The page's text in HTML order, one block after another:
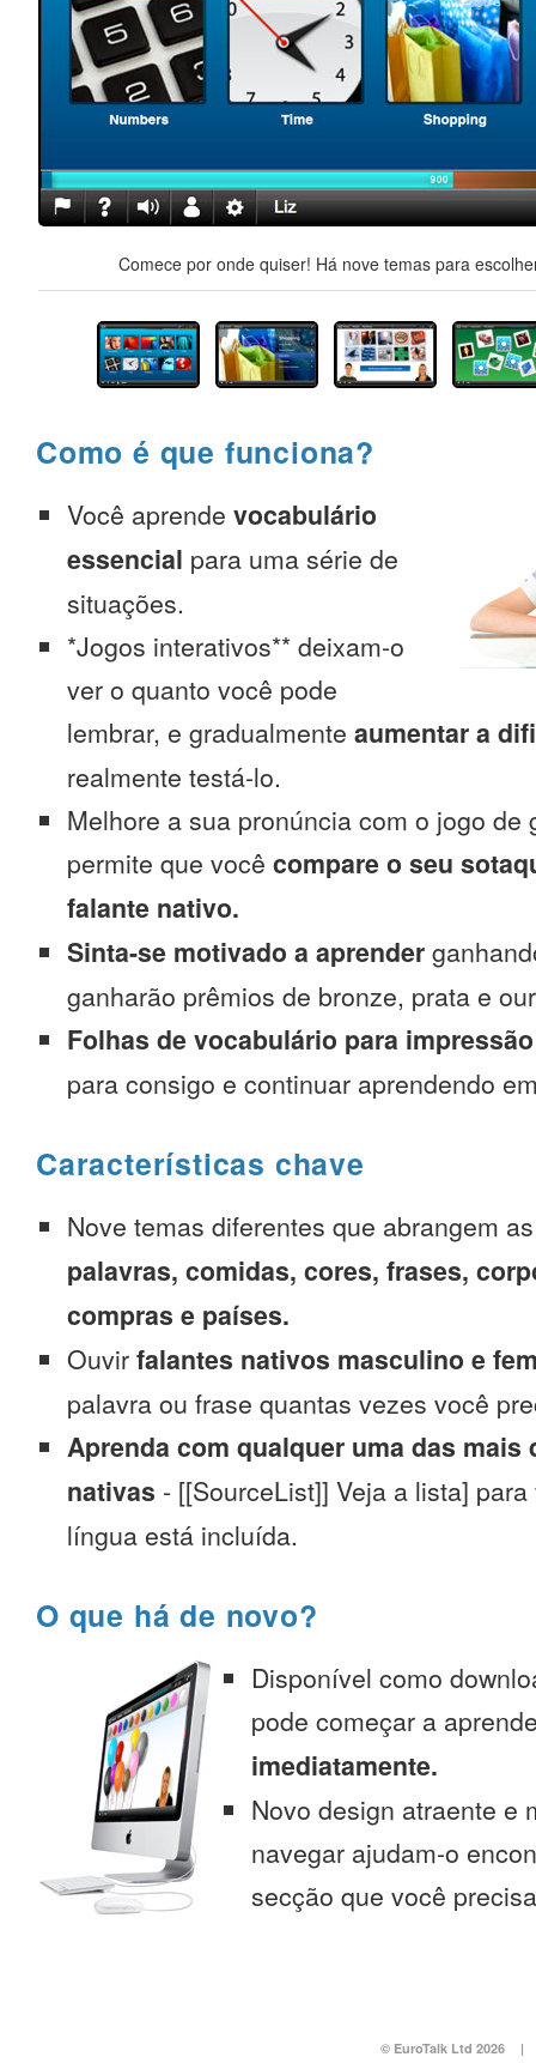
Comece por onde quiser! Há nove temas para
Como é que funciona?
Você aprende vocabulário
essencial para uma série de
situações.
*Jogos interativos** deixam-o
ver o quanto você pode
lembrar, e gradualmente aumentar a
realmente testá-lo.
Melhore a sua pronúncia com o jogo de
permite que você compare o seu
falante nativo.
Sinta-se motivado a aprender
ganharão prêmios de bronze, prata e
Folhas de vocabulário para impressão
para consigo e continuar aprendendo
Características chave
Nove temas diferentes que abrangem
palavras, comidas, cores, frases,
compras e países.
Ouvir falantes nativos masculino e
palavra ou frase quantas vezes você
Aprenda com qualquer uma das mais
nativas - [[SourceList]] Veja a lista]
língua está incluída.
O que há de novo?
Disponível como
pode começar a
imediatamente.
Novo design atraente e
navegar ajudam-o
secção que você
© EuroTalk Ltd 2026 |